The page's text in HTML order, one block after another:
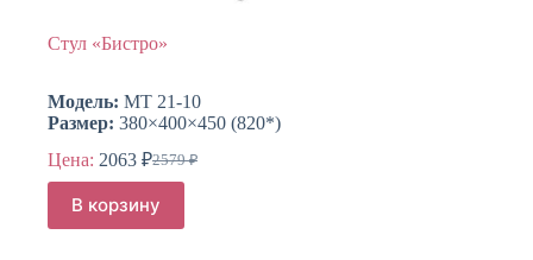
Стул «Бистро»
Модель: МТ 21-10
Размер: 380×400×450 (820*)
Цена:
2579₽
Первоначальная
цена
составляла
2579 ₽.
2063 ₽Текущая
цена:
2063 ₽.
В корзину